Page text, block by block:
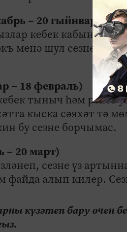
– 20 гыйнвар)
кебек кабыныр.
менә шул сезне алга
– 18 февраль)
тыныч һәм рәхәт
кыска сәяхәт тә
бу сезне борчымас.
– 20 март)
сезне үз
файда алып килер.
күзәтеп бару өчен